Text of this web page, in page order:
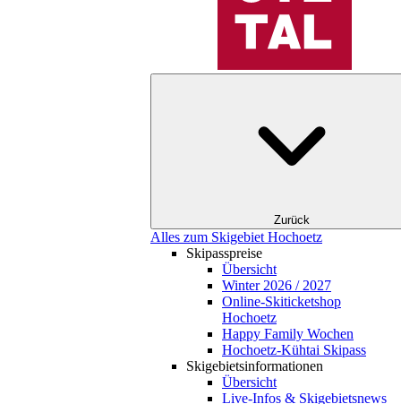
Zurück
Alles zum Skigebiet Hochoetz
Skipasspreise
Übersicht
Winter 2026 / 2027
Online-Skiticketshop
Hochoetz
Happy Family Wochen
Hochoetz-Kühtai Skipass
Skigebietsinformationen
Übersicht
Live-Infos & Skigebietsnews